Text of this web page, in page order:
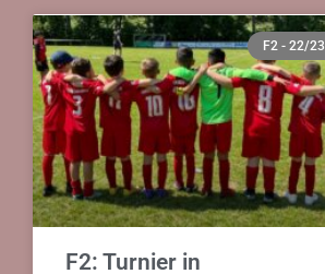
F2 - 22/23
F2: Turnier in